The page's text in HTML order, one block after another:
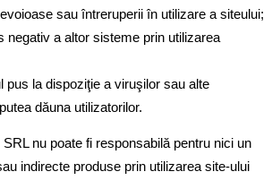
sau întreruperii în utilizare a siteului;
negativ a altor sisteme prin utilizarea
pus la dispoziţie a viruşilor sau alte
dăuna utilizatorilor.
nu poate fi responsabilă pentru nici un
indirecte produse prin utilizarea site-ului